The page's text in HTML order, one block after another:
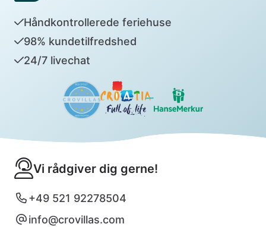
Håndkontrollerede feriehuse
98% kundetilfredshed
24/7 livechat
Vi rådgiver dig gerne!
+49 521 92278504
info@crovillas.com